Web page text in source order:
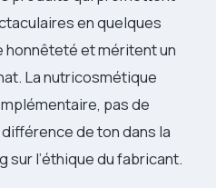
en quelques
honnêteté et méritent un
La nutricosmétique
pas de
de ton dans la
sur l’éthique du fabricant.